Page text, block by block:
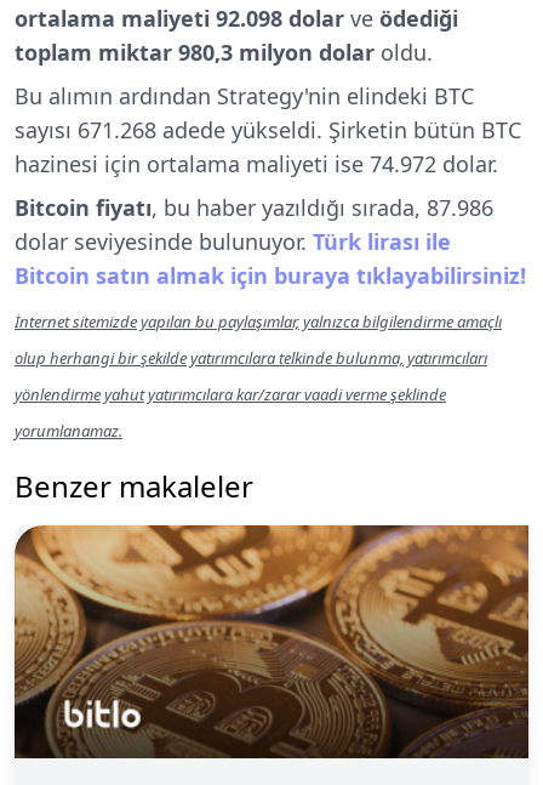
ortalama maliyeti 92.098 dolar ve ödediği
toplam miktar 980,3 milyon dolar oldu.
Bu alımın ardından Strategy'nin elindeki BTC
sayısı 671.268 adede yükseldi. Şirketin bütün BTC
hazinesi için ortalama maliyeti ise 74.972 dolar.
Bitcoin fiyatı, bu haber yazıldığı sırada, 87.986
dolar seviyesinde bulunuyor. Türk lirası ile
Bitcoin satın almak için buraya tıklayabilirsiniz!
İnternet sitemizde yapılan bu paylaşımlar, yalnızca bilgilendirme amaçlı
olup herhangi bir şekilde yatırımcılara telkinde bulunma, yatırımcıları
yönlendirme yahut yatırımcılara kar/zarar vaadi verme şeklinde
yorumlanamaz.
Benzer makaleler